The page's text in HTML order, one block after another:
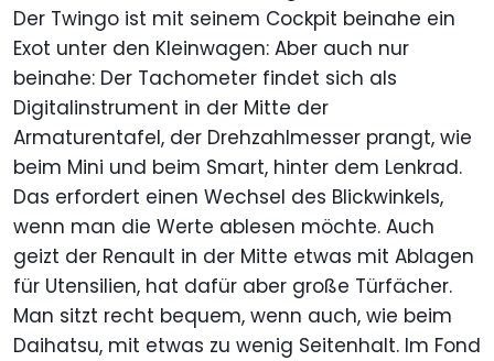
Der Twingo ist mit seinem Cockpit beinahe ein
Exot unter den Kleinwagen: Aber auch nur
beinahe: Der Tachometer findet sich als
Digitalinstrument in der Mitte der
Armaturentafel, der Drehzahlmesser prangt, wie
beim Mini und beim Smart, hinter dem Lenkrad.
Das erfordert einen Wechsel des Blickwinkels,
wenn man die Werte ablesen möchte. Auch
geizt der Renault in der Mitte etwas mit Ablagen
für Utensilien, hat dafür aber große Türfächer.
Man sitzt recht bequem, wenn auch, wie beim
Daihatsu, mit etwas zu wenig Seitenhalt. Im Fond